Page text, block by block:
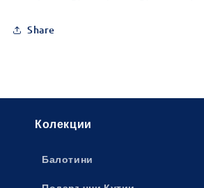
Share
Колекции
Балотини